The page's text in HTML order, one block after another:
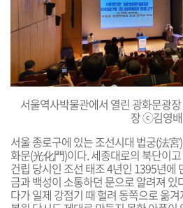
서울역사박물관에서 열린 광화문광
장 ⓒ김영배
서울종로구에 있는 조선시대 법궁(法
화문(光化門)이다. 세종대로의 북단이
건립 당시인 조선 태조 4년인 1395년에
금과 백성이 소통하던 문으로알려져 있
다가일제 강점기 때 헐려 동쪽으로 옮